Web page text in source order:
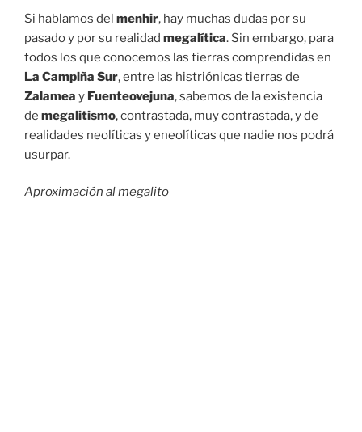
Si hablamos del menhir, hay muchas dudas por su
pasado y por su realidad megalítica. Sin embargo, para
todos los que conocemos las tierras comprendidas en
La Campiña Sur, entre las histriónicas tierras de
Zalamea y Fuenteovejuna, sabemos de la existencia
de megalitismo, contrastada, muy contrastada, y de
realidades neolíticas y eneolíticas que nadie nos podrá
usurpar.
Aproximación al megalito